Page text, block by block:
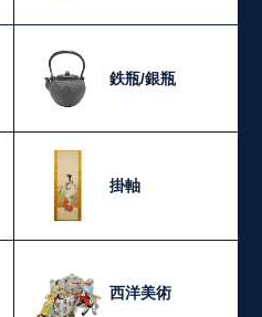
鉄瓶/銀瓶
掛軸
西洋美術